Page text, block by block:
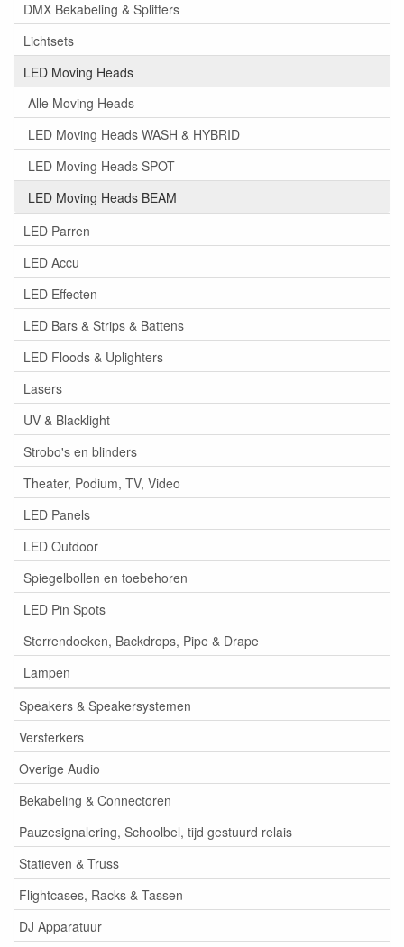
DMX Bekabeling & Splitters
Lichtsets
LED Moving Heads
Alle Moving Heads
LED Moving Heads WASH & HYBRID
LED Moving Heads SPOT
LED Moving Heads BEAM
LED Parren
LED Accu
LED Effecten
LED Bars & Strips & Battens
LED Floods & Uplighters
Lasers
UV & Blacklight
Strobo's en blinders
Theater, Podium, TV, Video
LED Panels
LED Outdoor
Spiegelbollen en toebehoren
LED Pin Spots
Sterrendoeken, Backdrops, Pipe & Drape
Lampen
Speakers & Speakersystemen
Versterkers
Overige Audio
Bekabeling & Connectoren
Pauzesignalering, Schoolbel, tijd gestuurd relais
Statieven & Truss
Flightcases, Racks & Tassen
DJ Apparatuur